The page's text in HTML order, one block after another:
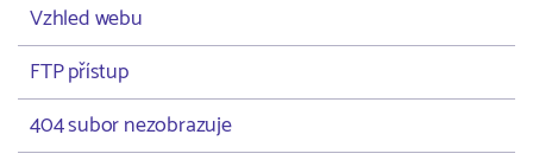
Vzhled webu
FTP přístup
404 subor nezobrazuje